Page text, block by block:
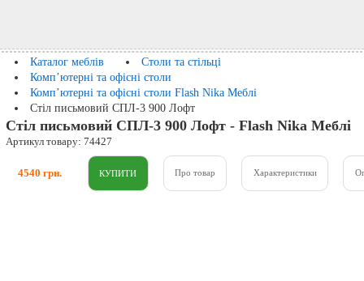
Каталог меблів
Столи та стільці
Комп’ютерні та офісні столи
Комп’ютерні та офісні столи Flash Nika Меблі
Стіл письмовий СПЛ-3 900 Лофт
Стіл письмовий СПЛ-3 900 Лофт - Flash Nika Меблі
Артикул товару: 74427
4540 грн. Про товар Характеристики